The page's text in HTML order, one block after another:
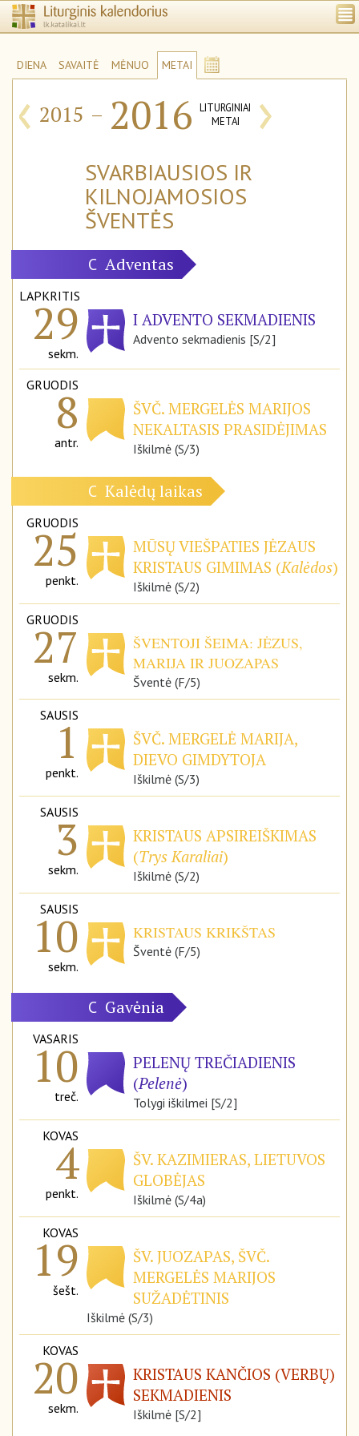
DIENA SAVAITĖ MĖNUO METAI
‹ 2015 – 2016 LITURGINIAI
METAI
›
SVARBIAUSIOS IR
KILNOJAMOSIOS
ŠVENTĖS
C Adventas
LAPKRITIS
29
sekm.
I ADVENTO SEKMADIENIS
Advento sekmadienis [S/2]
GRUODIS
8
antr.
ŠVČ. MERGELĖS MARIJOS
NEKALTASIS PRASIDĖJIMAS
Iškilmė (S/3)
C Kalėdų laikas
GRUODIS
25
penkt.
MŪSŲ VIEŠPATIES JĖZAUS
KRISTAUS GIMIMAS (Kalėdos)
Iškilmė (S/2)
GRUODIS
27
sekm.
ŠVENTOJI ŠEIMA: JĖZUS,
MARIJA IR JUOZAPAS
Šventė (F/5)
SAUSIS
1
penkt.
ŠVČ. MERGELĖ MARIJA,
DIEVO GIMDYTOJA
Iškilmė (S/3)
SAUSIS
3
sekm.
KRISTAUS APSIREIŠKIMAS
(Trys Karaliai)
Iškilmė (S/2)
SAUSIS
10
sekm.
KRISTAUS KRIKŠTAS
Šventė (F/5)
C Gavėnia
VASARIS
10
treč.
PELENŲ TREČIADIENIS
(Pelenė)
Tolygi iškilmei [S/2]
KOVAS
4
penkt.
ŠV. KAZIMIERAS, LIETUVOS
GLOBĖJAS
Iškilmė (S/4a)
KOVAS
19
šešt.
ŠV. JUOZAPAS, ŠVČ.
MERGELĖS MARIJOS
SUŽADĖTINIS
Iškilmė (S/3)
KOVAS
20
sekm.
KRISTAUS KANČIOS (VERBŲ)
SEKMADIENIS
Iškilmė [S/2]